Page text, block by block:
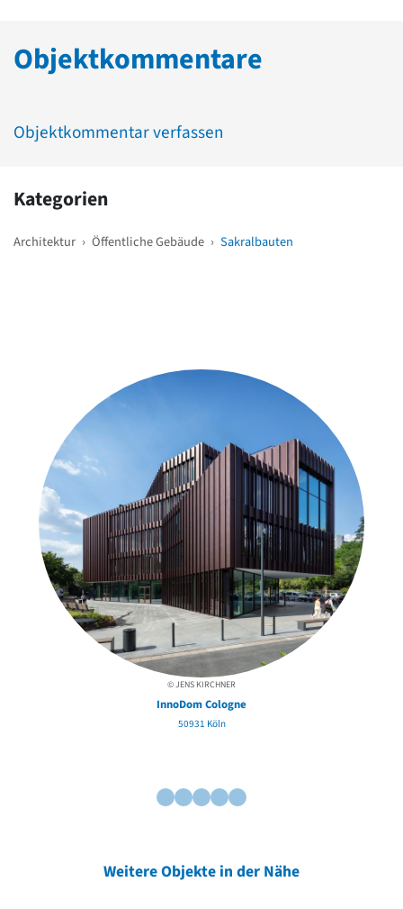
Objektkommentare
Objektkommentar verfassen
Kategorien
Architektur › Öffentliche Gebäude › Sakralbauten
© JENS KIRCHNER
InnoDom Cologne
50931 Köln
Weitere Objekte in der Nähe